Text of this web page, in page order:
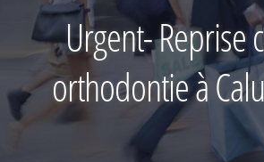
Urgent- Reprise
orthodontie à